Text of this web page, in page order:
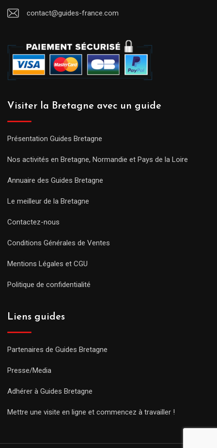
contact@guides-france.com
Visiter la Bretagne avec un guide
Présentation Guides Bretagne
Nos activités en Bretagne, Normandie et Pays de la Loire
Annuaire des Guides Bretagne
Le meilleur de la Bretagne
Contactez-nous
Conditions Générales de Ventes
Mentions Légales et CGU
Politique de confidentialité
Liens guides
Partenaires de Guides Bretagne
Presse/Media
Adhérer à Guides Bretagne
Mettre une visite en ligne et commencez à travailler !